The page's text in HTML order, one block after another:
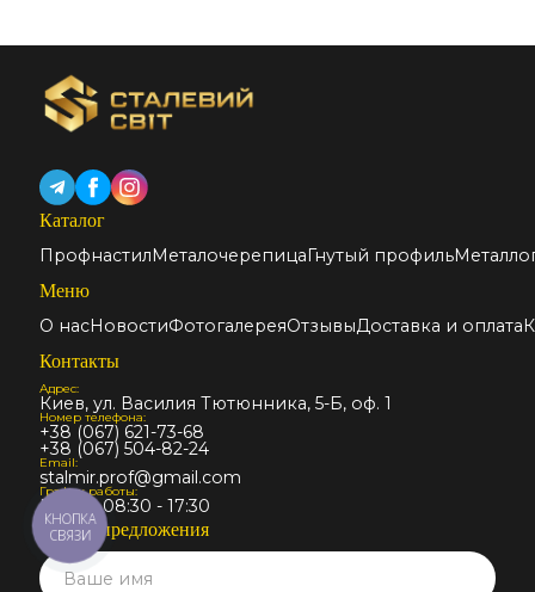
Каталог
ПрофнастилМеталочерепицаГнутый профиль
Меню
О насНовостиФотогалереяОтзывыДоставка и оплата
Контакты
Адрес:
Киев, ул. Василия Тютюнника, 5-Б, оф. 1
Номер телефона:
+38 (067) 621-73-68
+38 (067) 504-82-24
Email:
stalmir.prof@gmail.com
График работы:
Пн-Пт: 08:30 - 17:30
Запрос предложения
КНОПКА
СВЯЗИ